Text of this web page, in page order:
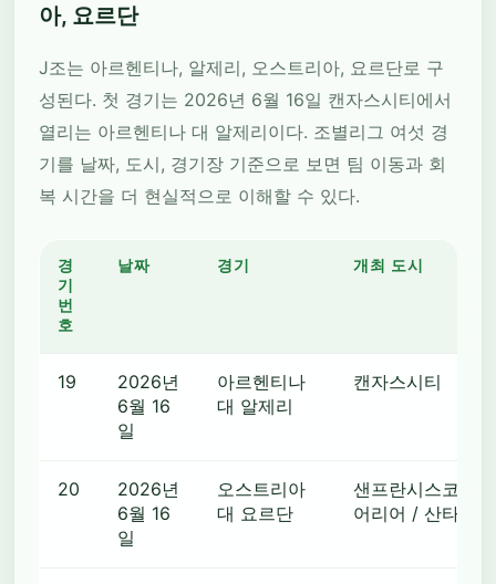
아, 요르단
J조는 아르헨티나, 알제리, 오스트리아, 요르단로 구
성된다. 첫 경기는 2026년 6월 16일 캔자스시티에서
열리는 아르헨티나 대 알제리이다. 조별리그 여섯 경
기를 날짜, 도시, 경기장 기준으로 보면 팀 이동과 회
복 시간을 더 현실적으로 이해할 수 있다.
경
기
번
호
날짜 경기 개최 도시
19
2026년
6월 16
일
아르헨티나
대 알제리
캔자스시티
20
2026년
6월 16
일
오스트리아
대 요르단
샌프란시스코 베
어리어 / 산타클